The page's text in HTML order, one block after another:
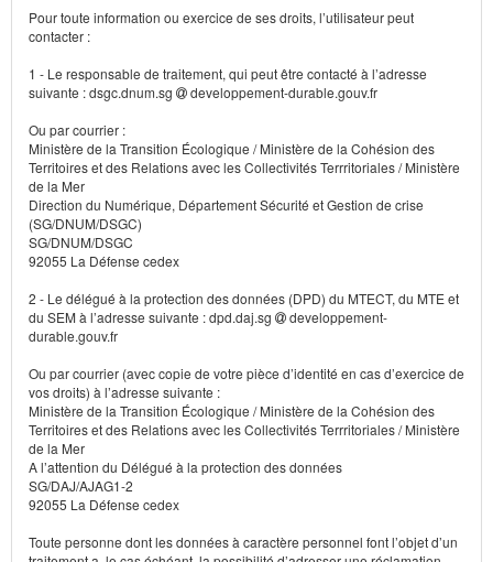
Pour toute information ou exercice de ses droits, l’utilisateur peut
contacter :
1 - Le responsable de traitement, qui peut être contacté à l’adresse
suivante : dsgc.dnum.sg
developpement-durable.gouv.fr
Ou par courrier :
Ministère de la Transition Écologique / Ministère de la Cohésion des
Territoires et des Relations avec les Collectivités Terrritoriales / Ministère
de la Mer
Direction du Numérique, Département Sécurité et Gestion de crise
(SG/DNUM/DSGC)
SG/DNUM/DSGC
92055 La Défense cedex
2 - Le délégué à la protection des données (DPD) du MTECT, du MTE et
du SEM à l’adresse suivante : dpd.daj.sg
developpement-
durable.gouv.fr
Ou par courrier (avec copie de votre pièce d’identité en cas d’exercice de
vos droits) à l’adresse suivante :
Ministère de la Transition Écologique / Ministère de la Cohésion des
Territoires et des Relations avec les Collectivités Terrritoriales / Ministère
de la Mer
A l’attention du Délégué à la protection des données
SG/DAJ/AJAG1-2
92055 La Défense cedex
Toute personne dont les données à caractère personnel font l’objet d’un